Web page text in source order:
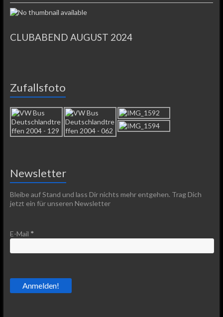
CLUBABEND AUGUST 2024
Zufallsfoto
Newsletter
Bleibe auf Stand und lass Dir nichts mehr entgehen. Trag Dich
jetzt ein für unseren Newsletter
E-Mail *